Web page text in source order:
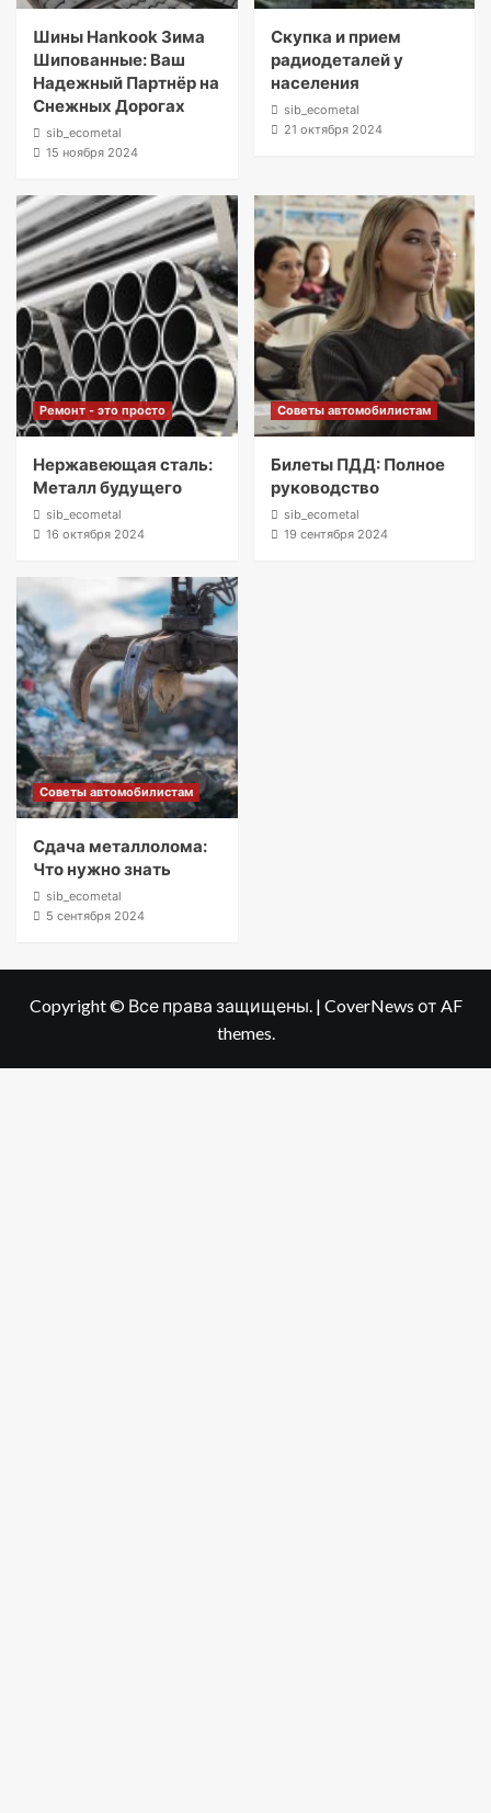
Шины Hankook Зима
Шипованные: Ваш
Надежный Партнёр на
Снежных Дорогах
sib_ecometal
15 ноября 2024
Скупка и прием
радиодеталей у
населения
sib_ecometal
21 октября 2024
Ремонт - это просто
Нержавеющая сталь:
Металл будущего
sib_ecometal
16 октября 2024
Советы автомобилистам
Билеты ПДД: Полное
руководство
sib_ecometal
19 сентября 2024
Советы автомобилистам
Сдача металлолома:
Что нужно знать
sib_ecometal
5 сентября 2024
Copyright © Все права защищены. | CoverNews от AF
themes.